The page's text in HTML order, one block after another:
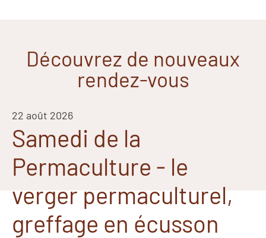
Découvrez de nouveaux
rendez-vous
22 août 2026
Samedi de la
Permaculture - le
verger permaculturel,
greffage en écusson